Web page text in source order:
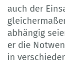
auch der
abhängig
er die
in